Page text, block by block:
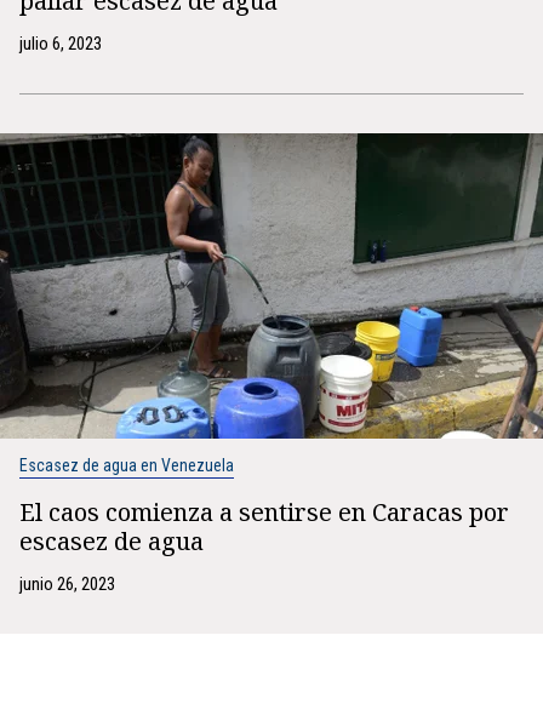
julio 6, 2023
Escasez de agua en Venezuela
El caos comienza a sentirse en Caracas por
escasez de agua
junio 26, 2023